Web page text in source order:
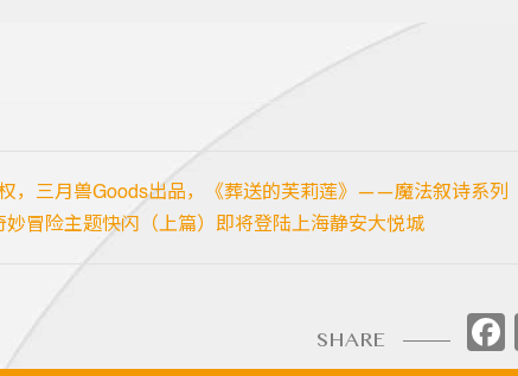
，三月兽Goods出品，《葬送的芙莉莲》——魔法叙诗系列
妙冒险主题快闪（上篇）即将登陆上海静安大悦城
SHARE